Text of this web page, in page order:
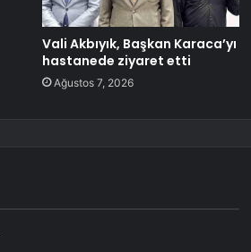
Vali Akbıyık, Başkan Karaca’yı
hastanede ziyaret etti
Ağustos 7, 2026